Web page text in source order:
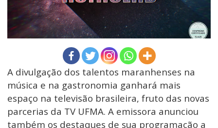
A divulgação dos talentos maranhenses na
música e na gastronomia ganhará mais
espaço na televisão brasileira, fruto das novas
parcerias da TV UFMA. A emissora anunciou
também os destaques de sua programação a